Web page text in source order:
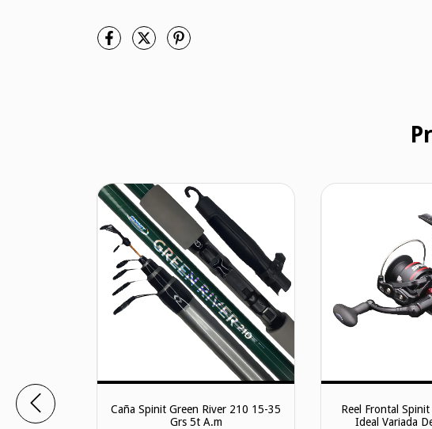
2 1,98mts
Caña Spinit Green River 210 15-35
Grs 5t A.m
Reel Frontal
Ideal Variada